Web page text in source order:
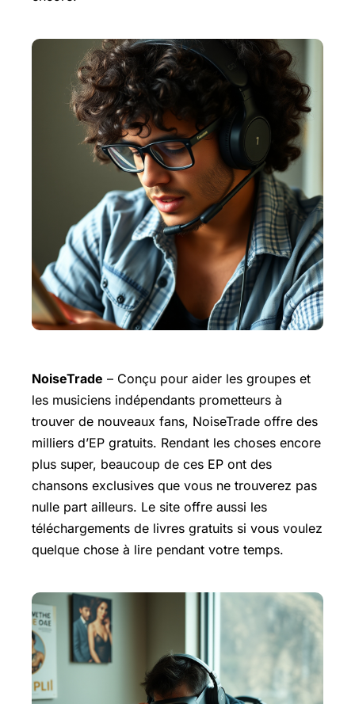
NoiseTrade – Conçu pour aider les groupes et
les musiciens indépendants prometteurs à
trouver de nouveaux fans, NoiseTrade offre des
milliers d’EP gratuits. Rendant les choses encore
plus super, beaucoup de ces EP ont des
chansons exclusives que vous ne trouverez pas
nulle part ailleurs. Le site offre aussi les
téléchargements de livres gratuits si vous voulez
quelque chose à lire pendant votre temps.